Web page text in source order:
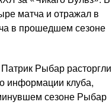
матча и отражал в
в прошедшем сезоне
Рыбар расторгли
информации клуба,
сезоне Рыбар